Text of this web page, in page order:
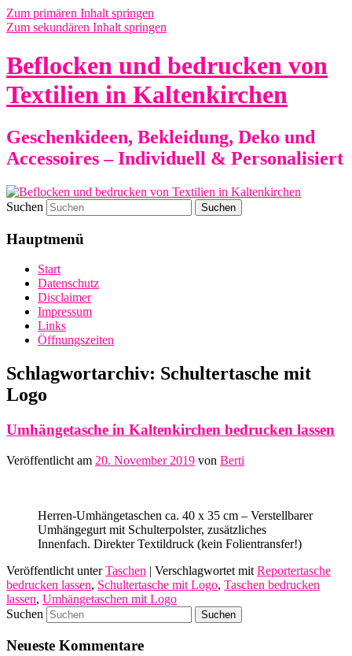
Zum primären Inhalt springen
Zum sekundären Inhalt springen
Beflocken und bedrucken von
Textilien in Kaltenkirchen
Geschenkideen, Bekleidung, Deko und
Accessoires – Individuell & Personalisiert
Suchen
Hauptmenü
Start
Datenschutz
Disclaimer
Impressum
Links
Öffnungszeiten
Schlagwortarchiv: Schultertasche mit
Logo
Umhängetasche in Kaltenkirchen bedrucken lassen
Veröffentlicht am 20. November 2019 von Berti
Herren-Umhängetaschen ca. 40 x 35 cm – Verstellbarer
Umhängegurt mit Schulterpolster, zusätzliches
Innenfach. Direkter Textildruck (kein Folientransfer!)
Veröffentlicht unter Taschen | Verschlagwortet mit Reportertasche
bedrucken lassen, Schultertasche mit Logo, Taschen bedrucken
lassen, Umhängetaschen mit Logo
Suchen
Neueste Kommentare